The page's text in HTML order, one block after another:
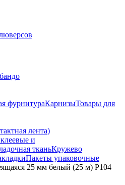
фурнитураКарнизыТовары для
лента)
и
тканьКружево
Пакеты упаковочные
25 мм белый (25 м) Р104